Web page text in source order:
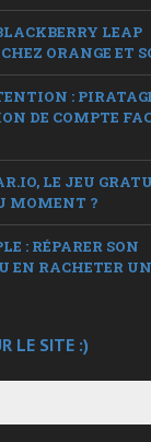
LEAP
ORANGE ET
:
DE COMPTE
LE JEU
MOMENT ?
: RÉPARER SON
EN RACHETER UN
LE SITE :)